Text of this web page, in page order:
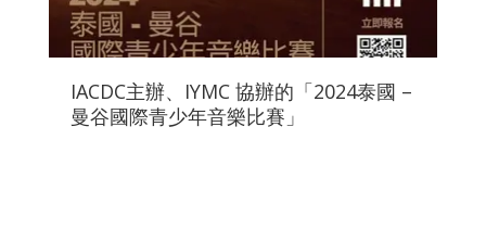
IACDC主辦、IYMC 協辦的「2024泰國 –
曼谷國際青少年音樂比賽」